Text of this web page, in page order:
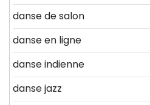
danse de salon
danse en ligne
danse indienne
danse jazz